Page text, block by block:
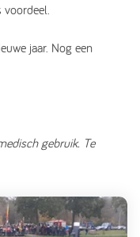
voordeel.
jaar. Nog een
gebruik. Te